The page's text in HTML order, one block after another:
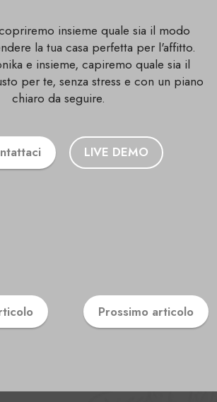
insieme quale sia il modo
la tua casa perfetta per l'affitto.
e insieme, capiremo quale sia il
per te, senza stress e con un piano
chiaro da seguire.
LIVE DEMO
Prossimo articolo